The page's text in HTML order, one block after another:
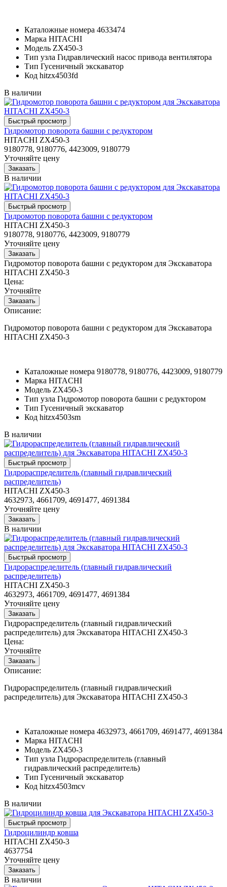
Каталожные номера 4633474
Марка HITACHI
Модель ZX450-3
Тип узла Гидравлический насос привода вентилятора
Тип Гусеничный экскаватор
Код hitzx4503fd
В наличии
Гидромотор поворота башни с редуктором
HITACHI ZX450-3
9180778, 9180776, 4423009, 9180779
Уточняйте цену
В наличии
Гидромотор поворота башни с редуктором
HITACHI ZX450-3
9180778, 9180776, 4423009, 9180779
Уточняйте цену
Гидромотор поворота башни с редуктором для Экскаватора
HITACHI ZX450-3
Цена:
Уточняйте
Описание:
Гидромотор поворота башни с редуктором для Экскаватора
HITACHI ZX450-3
Каталожные номера 9180778, 9180776, 4423009, 9180779
Марка HITACHI
Модель ZX450-3
Тип узла Гидромотор поворота башни с редуктором
Тип Гусеничный экскаватор
Код hitzx4503sm
В наличии
Гидрораспределитель (главный гидравлический
распределитель)
HITACHI ZX450-3
4632973, 4661709, 4691477, 4691384
Уточняйте цену
В наличии
Гидрораспределитель (главный гидравлический
распределитель)
HITACHI ZX450-3
4632973, 4661709, 4691477, 4691384
Уточняйте цену
Гидрораспределитель (главный гидравлический
распределитель) для Экскаватора HITACHI ZX450-3
Цена:
Уточняйте
Описание:
Гидрораспределитель (главный гидравлический
распределитель) для Экскаватора HITACHI ZX450-3
Каталожные номера 4632973, 4661709, 4691477, 4691384
Марка HITACHI
Модель ZX450-3
Тип узла Гидрораспределитель (главный
гидравлический распределитель)
Тип Гусеничный экскаватор
Код hitzx4503mcv
В наличии
Гидроцилиндр ковша
HITACHI ZX450-3
4637754
Уточняйте цену
В наличии